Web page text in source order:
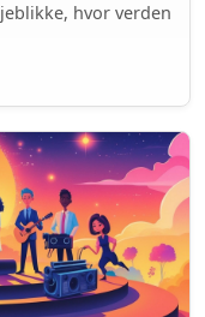
hvor verden